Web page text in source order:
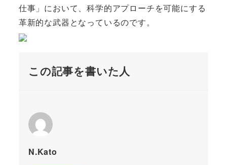
仕事」において、科学的アプローチを可能にする
革新的な武器となっているのです。
この記事を書いた人
N.Kato